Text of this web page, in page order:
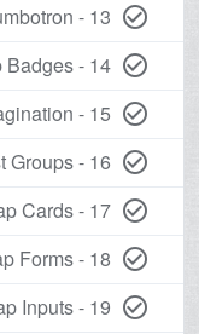
check_circle_outline
13 - Bootstrap Jumbotron
check_circle_outline
14 - Bootstrap Badges
check_circle_outline
15 - Bootstrap Pagination
check_circle_outline
16 - Bootstrap List Groups
check_circle_outline
17 - Bootstrap Cards
check_circle_outline
18 - Bootstrap Forms
check_circle_outline
19 - Bootstrap Inputs